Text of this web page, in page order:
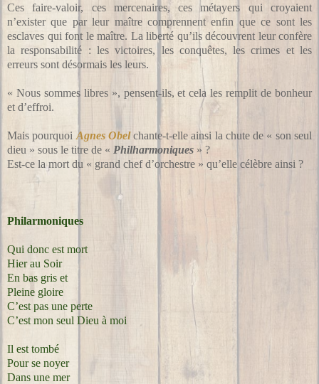
Ces faire-valoir, ces mercenaires, ces métayers qui croyaient
n’exister que par leur maître comprennent enfin que ce sont les
esclaves qui font le maître. La liberté qu’ils découvrent leur confère
la responsabilité : les victoires, les conquêtes, les crimes et les
erreurs sont désormais les leurs.
« Nous sommes libres », pensent-ils, et cela les remplit de bonheur
et d’effroi.
Mais pourquoi Agnes Obelchante-t-elle ainsi la chute de « son seul
dieu » sous le titre de « Philharmoniques » ?
Est-ce la mort du « grand chef d’orchestre » qu’elle célèbre ainsi ?
Philarmoniques
Qui donc est mort
Hier au Soir
En bas gris et
Pleine gloire
C’est pas une perte
C’est mon seul Dieu à moi
Il est tombé
Pour se noyer
Dans une mer